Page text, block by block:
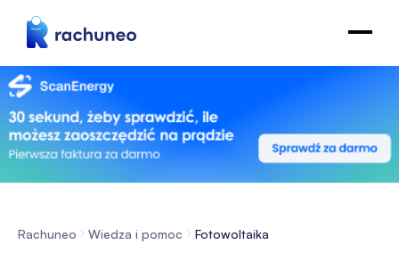
Rachuneo Wiedza i pomoc Fotowoltaika